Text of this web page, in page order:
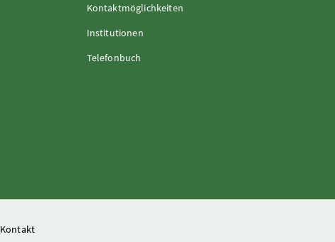
Kontaktmöglichkeiten
Institutionen
Telefonbuch
Kontakt